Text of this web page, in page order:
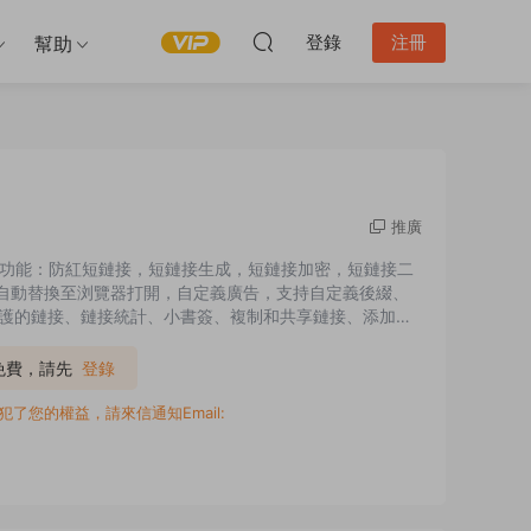
幫助 登錄 注冊
推廣
：防紅短鏈接，短鏈接生成，短鏈接加密，短鏈接二
替換至浏覽器打開，自定義廣告，支持自定義後綴、
鏈接、鏈接統計、小書簽、複制和共享鏈接、添加或
費，請先 登錄
了您的權益，請來信通知Email: